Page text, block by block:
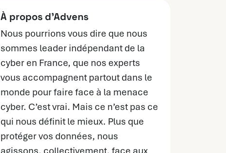
À propos d’Advens
Nous pourrions vous dire que nous
sommes leader indépendant de la
cyber en France, que nos experts
vous accompagnent partout dans le
monde pour faire face à la menace
cyber. C’est vrai. Mais ce n’est pas ce
qui nous définit le mieux. Plus que
protéger vos données, nous